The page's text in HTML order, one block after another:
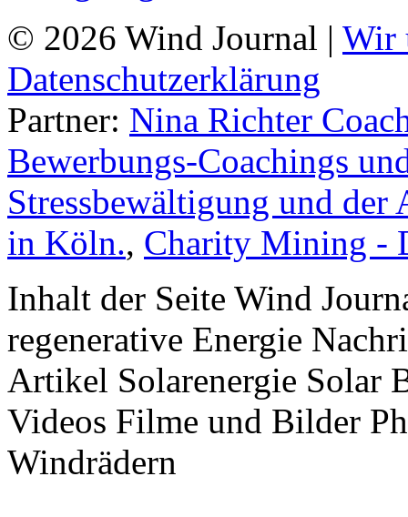
© 2026 Wind Journal | Wir
Datenschutzerklärung
Partner: Nina Richter
Bewerbungs-Coachings
Stressbewältigung und
in Köln., Charity Mining -
Inhalt der Seite Wind
regenerative Energie
Artikel Solarenergie Solar
Videos Filme und Bilder
Windrädern